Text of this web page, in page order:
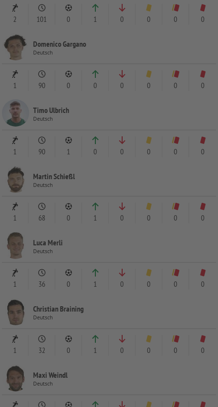
2 101 0 1 0 0 0 0
Domenico Gargano
Deutsch
1 90 0 0 0 0 0 0
Timo Ulbrich
Deutsch
1 90 1 0 0 0 0 0
Martin Schießl
Deutsch
1 68 0 1 0 0 0 0
Luca Merli
Deutsch
1 36 0 1 0 0 0 0
Christian Braining
Deutsch
1 32 0 1 0 0 0 0
Maxi Weindl
Deutsch